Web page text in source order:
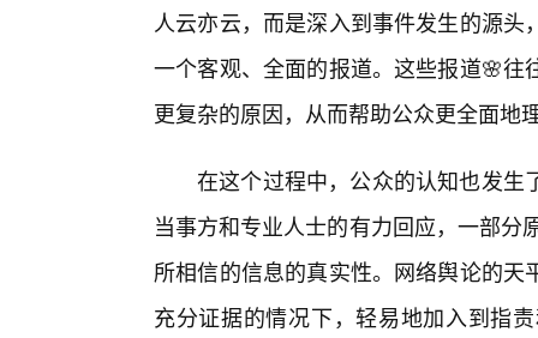
人云亦云，而是深入到事件发生的源
一个客观、全面的报道。这些报道🌸
更复杂的原因，从而帮助公众更全面地
在这个过程中，公众的认知也发生
当事方和专业人士的有力回应，一部分
所相信的信息的真实性。网络舆论的
充分证据的情况下，轻易地加入到指